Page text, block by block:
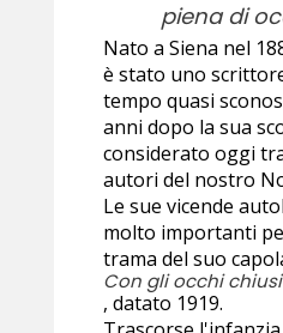
piena di
Nato a Siena nel
è stato uno
tempo quasi
anni dopo la sua
considerato oggi
autori del nostro
Le sue vicende
molto importanti
trama del suo
Con gli occhi chiusi
, datato 1919.